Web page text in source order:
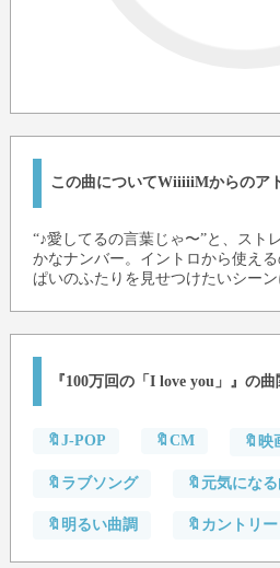
この曲についてWiiiiiMからのア
“♪愛してるの言葉じゃ〜”と、スト
かなナンバー。イントロから使え
ぱいのふたりを見せつけたいシーン
『100万回の「I love you」』の
🔖J-POP 🔖CM 🔖映
🔖ラブソング 🔖元気にな
🔖明るい曲調 🔖カントリー